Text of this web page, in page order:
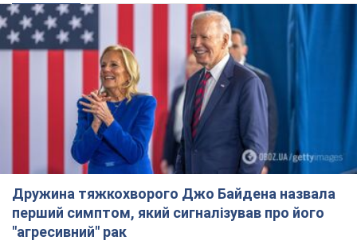
Дружина тяжкохворого Джо Байдена назвала
перший симптом, який сигналізував про його
"агресивний" рак